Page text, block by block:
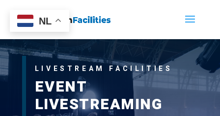
LIVESTREAM FACILITIES
EVENT
LIVESTREAMING
NL